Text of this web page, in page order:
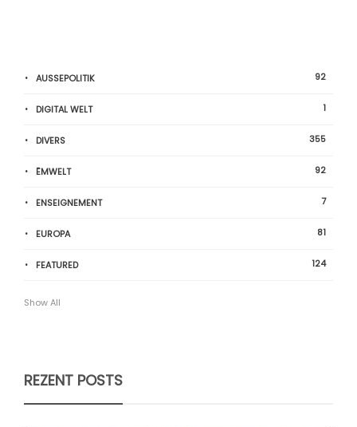
AUSSEPOLITIK 92
DIGITAL WELT 1
DIVERS 355
ËMWELT 92
ENSEIGNEMENT 7
EUROPA 81
FEATURED 124
Show All
REZENT POSTS